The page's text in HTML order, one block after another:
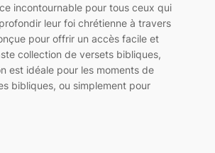
incontournable pour tous ceux qui
leur foi chrétienne à travers
pour offrir un accès facile et
collection de versets bibliques,
est idéale pour les moments de
bibliques, ou simplement pour